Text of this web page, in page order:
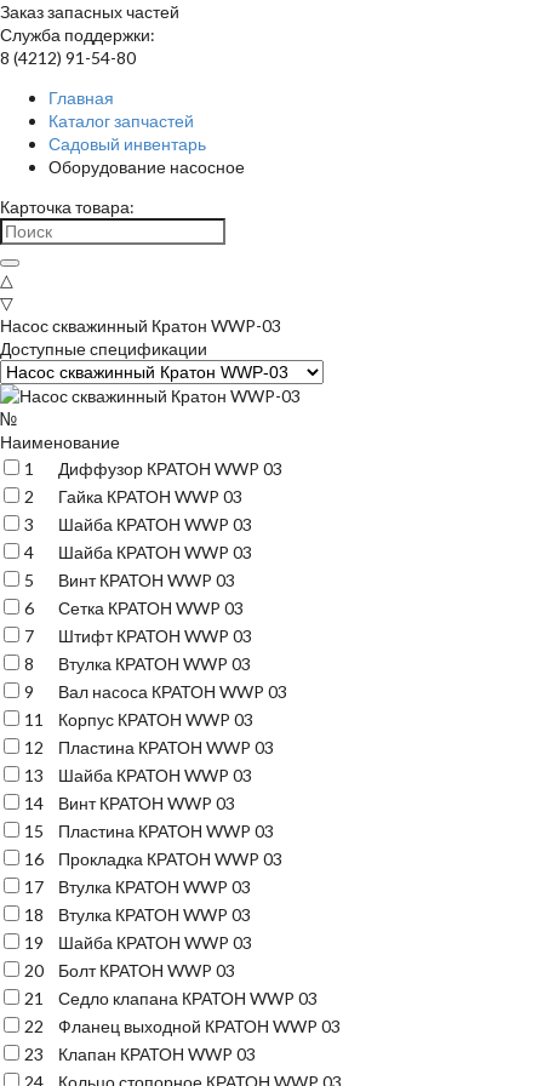
Заказ запасных частей
Служба поддержки:
8 (4212) 91-54-80
Главная
Каталог запчастей
Садовый инвентарь
Оборудование насосное
Карточка товара:
△
▽
Насос скважинный Кратон WWP-03
Доступные спецификации
№
Наименование
1
Диффузор КРАТОН WWP 03
2
Гайка КРАТОН WWP 03
3
Шайба КРАТОН WWP 03
4
Шайба КРАТОН WWP 03
5
Винт КРАТОН WWP 03
6
Сетка КРАТОН WWP 03
7
Штифт КРАТОН WWP 03
8
Втулка КРАТОН WWP 03
9
Вал насоса КРАТОН WWP 03
11
Корпус КРАТОН WWP 03
12
Пластина КРАТОН WWP 03
13
Шайба КРАТОН WWP 03
14
Винт КРАТОН WWP 03
15
Пластина КРАТОН WWP 03
16
Прокладка КРАТОН WWP 03
17
Втулка КРАТОН WWP 03
18
Втулка КРАТОН WWP 03
19
Шайба КРАТОН WWP 03
20
Болт КРАТОН WWP 03
21
Седло клапана КРАТОН WWP 03
22
Фланец выходной КРАТОН WWP 03
23
Клапан КРАТОН WWP 03
24
Кольцо стопорное КРАТОН WWP 03